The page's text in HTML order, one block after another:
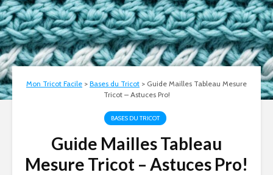
Mon Tricot Facile > Bases du Tricot > Guide Mailles Tableau Mesure
Tricot – Astuces Pro!
BASES DU TRICOT
Guide Mailles Tableau
Mesure Tricot – Astuces Pro!